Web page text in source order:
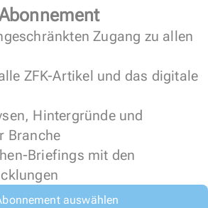
Zugang zu allen
ZFK-Artikel und das digitale
Hintergründe und
Branche
Briefings mit den
auswählen